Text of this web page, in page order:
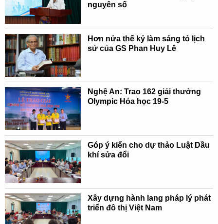
nguyên số
Hơn nửa thế kỷ làm sáng tỏ lịch
sử của GS Phan Huy Lê
Nghệ An: Trao 162 giải thưởng
Olympic Hóa học 19-5
Góp ý kiến cho dự thảo Luật Dầu
khí sửa đổi
Xây dựng hành lang pháp lý phát
triển đô thị Việt Nam